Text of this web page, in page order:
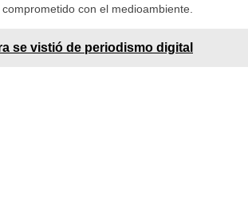
con el medioambiente.
se vistió de periodismo digital